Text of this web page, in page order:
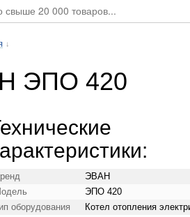
↓
ЭПО 420
ЭВАН
ЭПО 420
оборудования
Котел отопления